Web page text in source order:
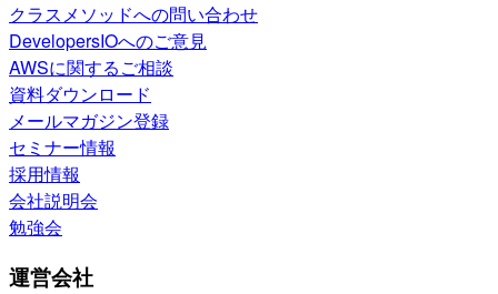
クラスメソッドへの問い合わせ
DevelopersIOへのご意見
AWSに関するご相談
資料ダウンロード
メールマガジン登録
セミナー情報
採用情報
会社説明会
勉強会
運営会社